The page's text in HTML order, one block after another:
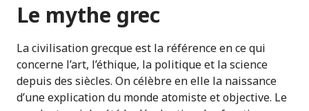
Le mythe grec
La civilisation grecque est la référence en ce qui
concerne l’art, l’éthique, la politique et la science
depuis des siècles. On célèbre en elle la naissance
d’une explication du monde atomiste et objective. Le